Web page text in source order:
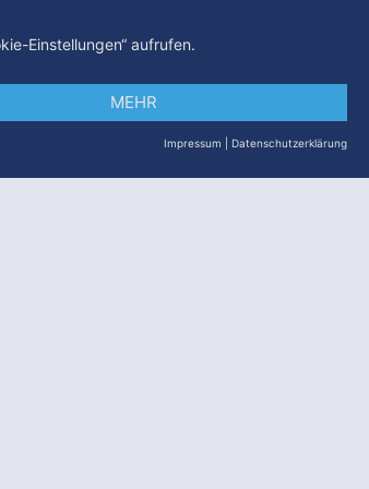
Einstellungen“ aufrufen.
MEHR
Impressum Datenschutzerklärung